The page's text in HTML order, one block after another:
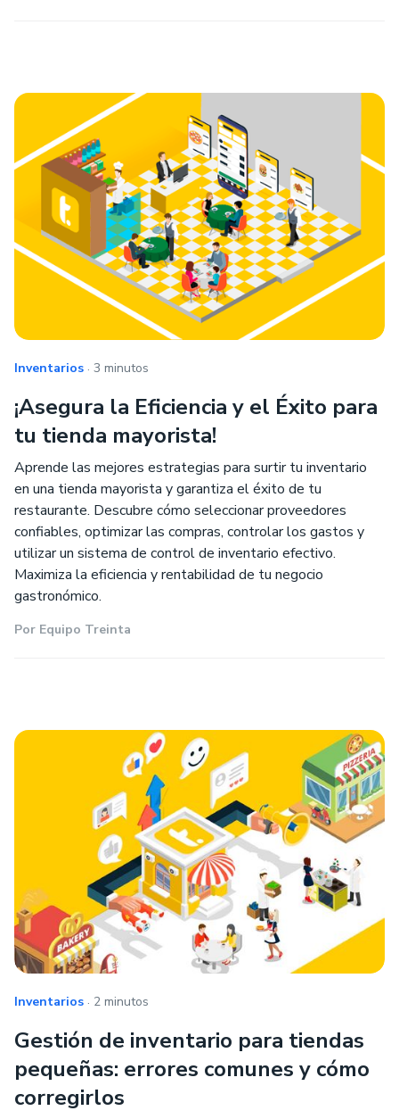
Inventarios . 3 minutos
¡Asegura la Eficiencia y el Éxito para
tu tienda mayorista!
Aprende las mejores estrategias para surtir tu inventario
en una tienda mayorista y garantiza el éxito de tu
restaurante. Descubre cómo seleccionar proveedores
confiables, optimizar las compras, controlar los gastos y
utilizar un sistema de control de inventario efectivo.
Maximiza la eficiencia y rentabilidad de tu negocio
gastronómico.
Por Equipo Treinta
Inventarios . 2 minutos
Gestión de inventario para tiendas
pequeñas: errores comunes y cómo
corregirlos